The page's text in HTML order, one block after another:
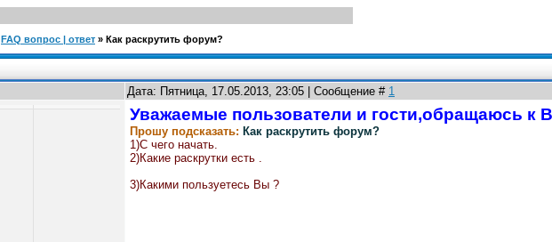
FAQ вопрос | ответ » Как раскрутить форум?
Дата: Пятница, 17.05.2013, 23:05 | Сообщение # 1
Уважаемые пользователи и гости,обращаюсь к
Прошу подсказать: Как раскрутить форум?
1)С чего начать.
2)Какие раскрутки есть .
3)Какими пользуетесь Вы ?